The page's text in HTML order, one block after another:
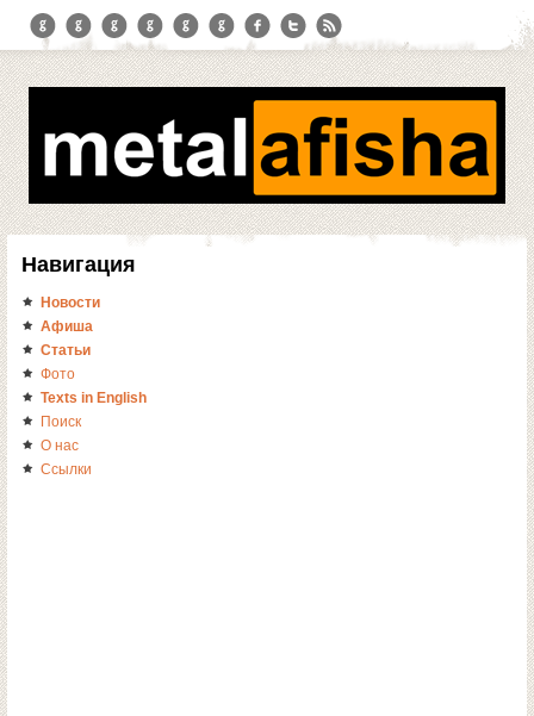
Навигация
Новости
Афиша
Статьи
Фото
Texts in English
Поиск
О нас
Ссылки